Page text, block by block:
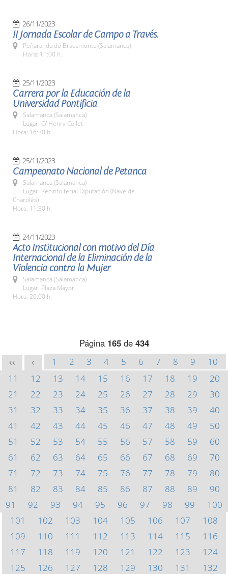
26/11/2023
II Jornada Escolar de Campo a Través.
Peñaranda de Bracamonte (Salamanca)
Hora: 11:00 h.
25/11/2023
Carrera por la Educación de la
Universidad Pontificia
Salamanca (Salamanca)
Lugar: C/ Henry Collet
Hora: 16:30 h.
25/11/2023
Campeonato Nacional de Petanca
Salamanca (Salamanca)
Lugar: Recinto ferial Diputación (Nave de
Charolés)
Hora: 11:30 h.
24/11/2023
Acto Institucional con motivo del Día
Internacional de la Eliminación de la
Violencia contra la Mujer
Salamanca (Salamanca)
Lugar: Plaza Mayor
Hora: 20:00 h.
Página 165de 434
<< < 1 2 3 4 5 6 7 8 9
10
11
12 13 14 15 16 17 18 19
20
21
22 23 24 25 26 27 28 29
30
31
32 33 34 35 36 37 38 39
40
41
42 43 44 45 46 47 48 49
50
51
52 53 54 55 56 57 58 59
60
61
62 63 64 65 66 67 68 69
70
71
72 73 74 75 76 77 78 79
80
81
82 83 84 85 86 87 88 89
90
91
92 93 94 95 96 97 98 99
100
101
102 103 104 105 106 107
108
109
110 111 112 113 114 115
116
117
118 119 120 121 122 123
124
125
126 127 128 129 130 131
132